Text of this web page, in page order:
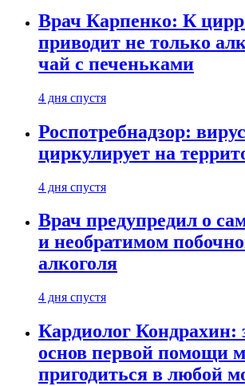
Врач Карпенко: К
приводит не только
чай с печеньками
4 дня спустя
Роспотребнадзор:
циркулирует на
4 дня спустя
Врач предупредил о
и необратимом
алкоголя
4 дня спустя
Кардиолог Кондрахин:
основ первой помощи
пригодиться в любой